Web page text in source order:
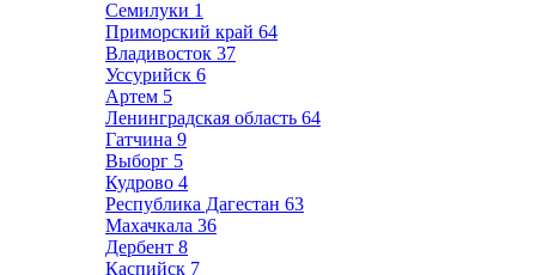
Семилуки 1
Приморский край 64
Владивосток 37
Уссурийск 6
Артем 5
Ленинградская область 64
Гатчина 9
Выборг 5
Кудрово 4
Республика Дагестан 63
Махачкала 36
Дербент 8
Каспийск 7